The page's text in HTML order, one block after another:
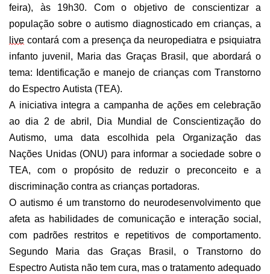
feira), às 19h30. Com o objetivo de conscientizar a
população sobre o autismo diagnosticado em crianças, a
live contará com a presença da neuropediatra e psiquiatra
infanto juvenil, Maria das Graças Brasil, que abordará o
tema: Identificação e manejo de crianças com Transtorno
do Espectro Autista (TEA).
A iniciativa integra a campanha de ações em celebração
ao dia 2 de abril, Dia Mundial de Conscientização do
Autismo, uma data escolhida pela Organização das
Nações Unidas (ONU) para informar a sociedade sobre o
TEA, com o propósito de reduzir o preconceito e a
discriminação contra as crianças portadoras.
O autismo é um transtorno do neurodesenvolvimento que
afeta as habilidades de comunicação e interação social,
com padrões restritos e repetitivos de comportamento.
Segundo Maria das Graças Brasil, o Transtorno do
Espectro Autista não tem cura, mas o tratamento adequado